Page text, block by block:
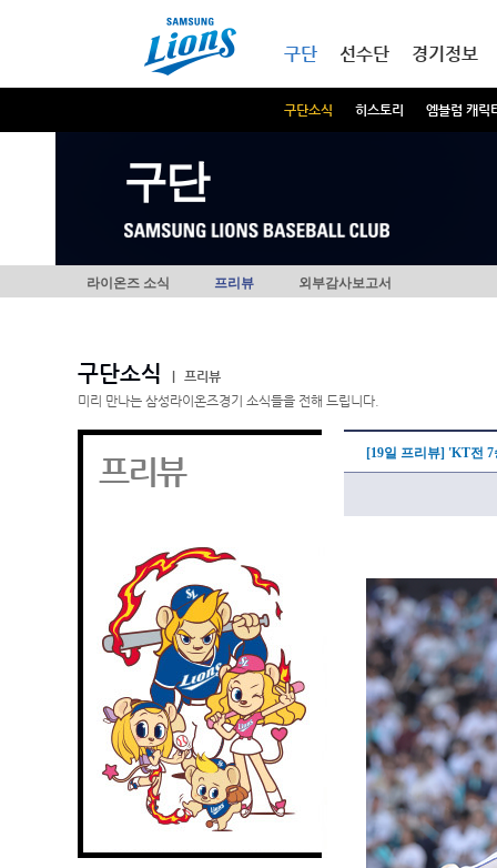
구단
구단소식 히스토리 엠블럼 캐릭
선수단 경기정보
구단
라이온즈 소식 프리뷰 외부감사보고서
구단소식
프리뷰
미리 만나는 삼성라이온즈경기 소식들을 전해 드립니다.
프리뷰 [19일 프리뷰] 'KT전